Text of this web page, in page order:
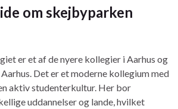
om skejbyparken
er et af de nyere kollegier i Aarhus og
Det er et moderne kollegium med
aktiv studenterkultur. Her bor
uddannelser og lande, hvilket